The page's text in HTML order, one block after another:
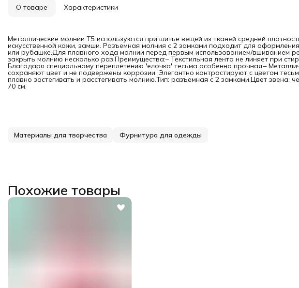
О товаре Характеристики
Металлические молнии T5 используются при шитье вещей из тканей средней
искусственной кожи, замши. Разъемная молния с 2 замками подходит для
или рубашке.Для плавного хода молнии перед первым использованием/вшиванием
закрыть молнию несколько раз.Преимущества:– Текстильная лента не линяет при
Благодаря специальному переплетению 'елочка' тесьма особенно прочная.–
сохраняют цвет и не подвержены коррозии. Элегантно контрастируют с цветом
плавно застегивать и расстегивать молнию.Тип: разъемная с 2 замками.Цвет звена:
70 см.
Материалы для творчества Фурнитура для одежды
Похожие товары